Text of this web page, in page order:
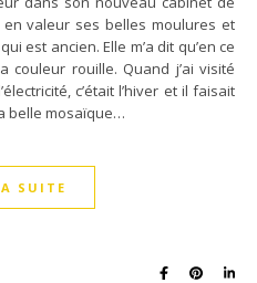
valeur ses belles moulures et
est ancien. Elle m’a dit qu’en ce
couleur rouille. Quand j’ai visité
c’était l’hiver et il faisait
belle mosaïque…
SUITE